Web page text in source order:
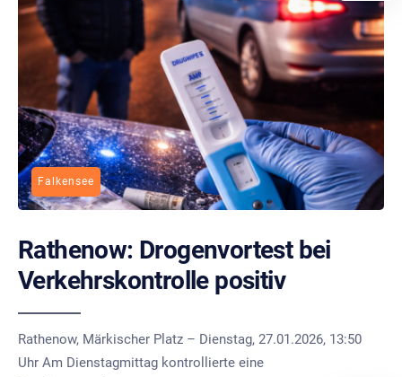
Falkensee
Rathenow: Drogenvortest bei
Verkehrskontrolle positiv
Rathenow, Märkischer Platz – Dienstag, 27.01.2026, 13:50
Uhr Am Dienstagmittag kontrollierte eine